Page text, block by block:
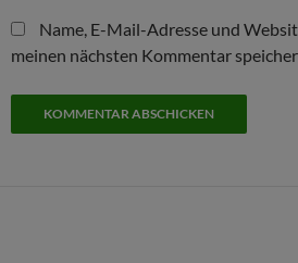
Name, E-Mail-Adresse und
meinen nächsten Kommentar